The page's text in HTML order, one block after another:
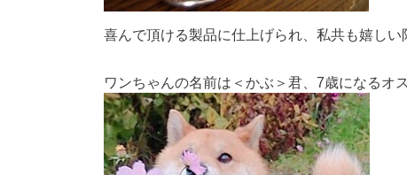
喜んで頂ける製品に仕上げられ、私共も嬉しい
ワンちゃんの名前は＜かぶ＞君、7歳になるオ